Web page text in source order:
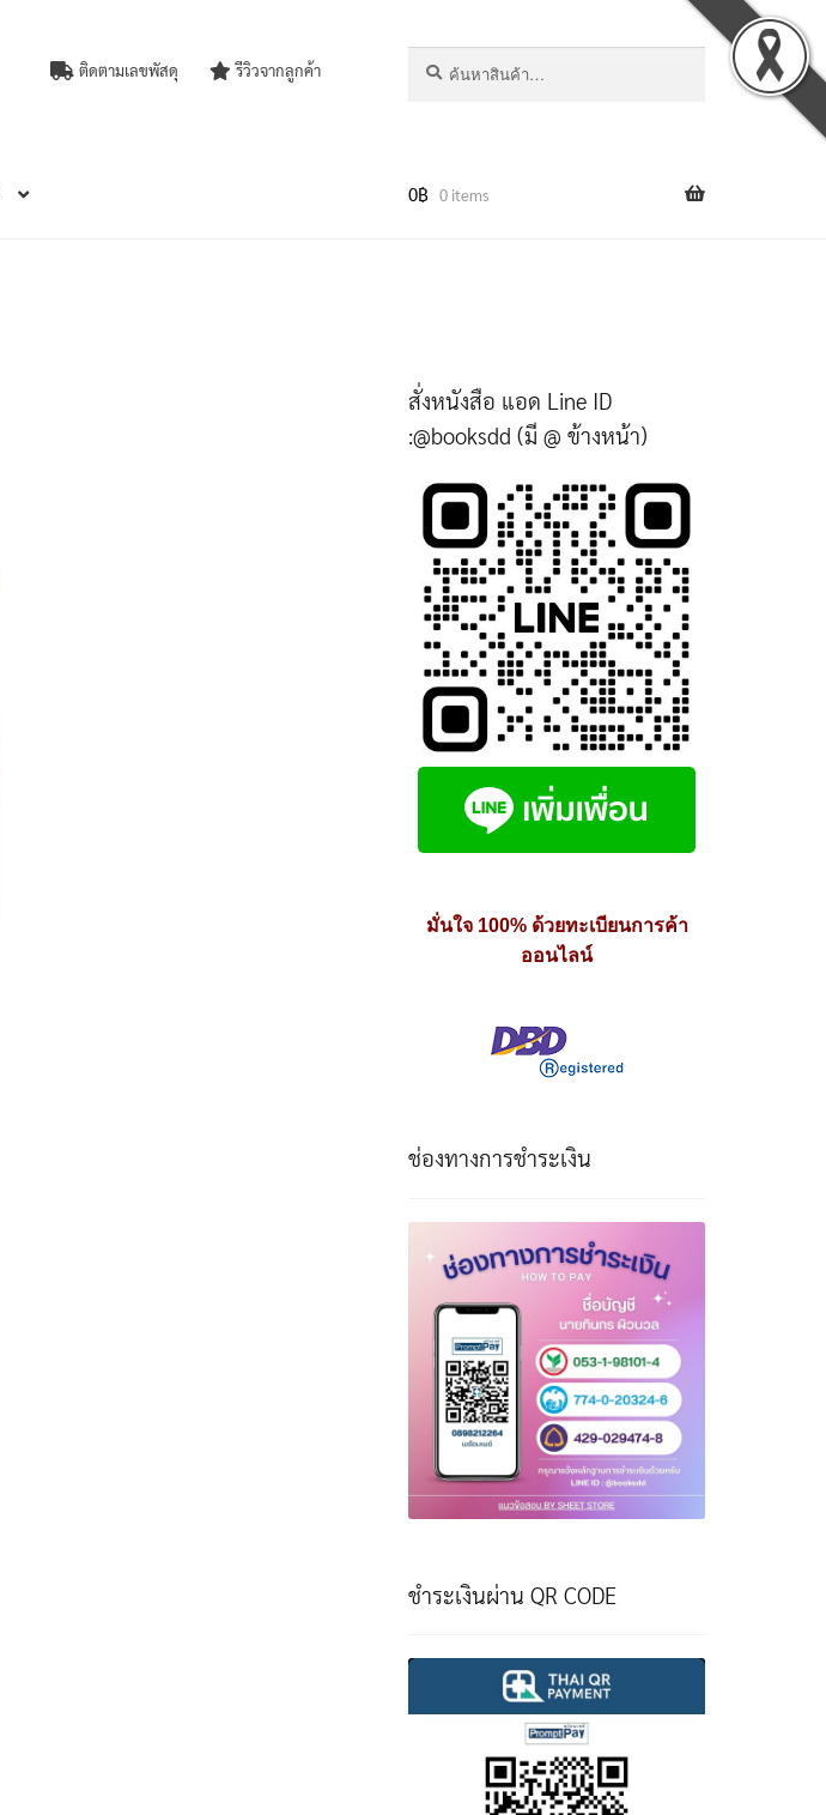
ติดตามเลขพัสดุ รีวิวจากลูกค้า
0฿ 0 items
สั่งหนังสือ แอด Line ID
:@booksdd (มี @ ข้างหน้า)
มั่นใจ 100% ด้วยทะเบียนการค้า
ออนไลน์
ช่องทางการชำระเงิน
ชำระเงินผ่าน QR CODE